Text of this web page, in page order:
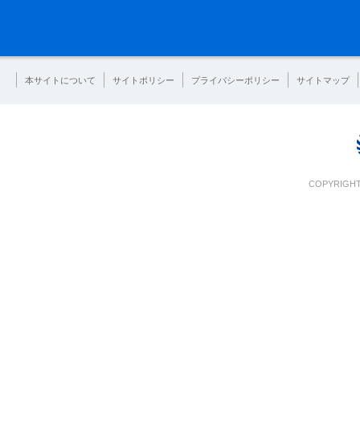
本サイトについて サイトポリシー プライバシーポリシー サイトマップ